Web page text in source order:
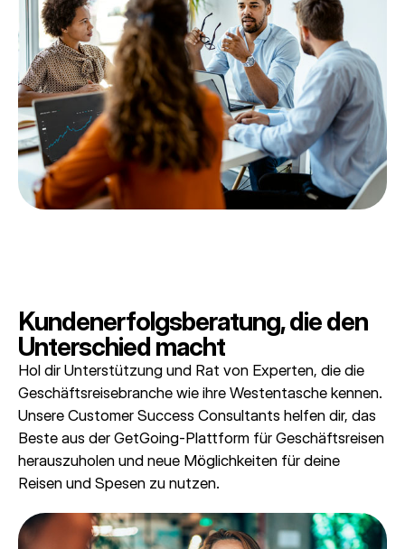
Kundenerfolgsberatung, die den
Unterschied macht
Hol dir Unterstützung und Rat von Experten, die die
Geschäftsreisebranche wie ihre Westentasche kennen.
Unsere Customer Success Consultants helfen dir, das
Beste aus der GetGoing-Plattform für Geschäftsreisen
herauszuholen und neue Möglichkeiten für deine
Reisen und Spesen zu nutzen.